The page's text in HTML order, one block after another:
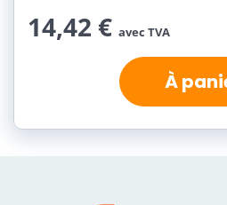
14,42 € avec TVA
À